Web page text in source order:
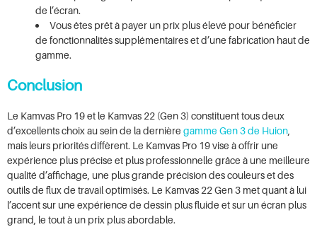
de l’écran.
Vous êtes prêt à payer un prix plus élevé pour bénéficier
de fonctionnalités supplémentaires et d’une fabrication haut de
gamme.
Conclusion
Le Kamvas Pro 19 et le Kamvas 22 (Gen 3) constituent tous deux
d’excellents choix au sein de la dernière gamme Gen 3 de Huion,
mais leurs priorités diffèrent. Le Kamvas Pro 19 vise à offrir une
expérience plus précise et plus professionnelle grâce à une meilleure
qualité d’affichage, une plus grande précision des couleurs et des
outils de flux de travail optimisés. Le Kamvas 22 Gen 3 met quant à lui
l’accent sur une expérience de dessin plus fluide et sur un écran plus
grand, le tout à un prix plus abordable.